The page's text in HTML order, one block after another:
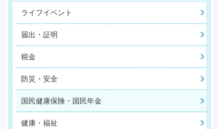
ライフイベント
届出・証明
税金
防災・安全
国民健康保険・国民年金
健康・福祉